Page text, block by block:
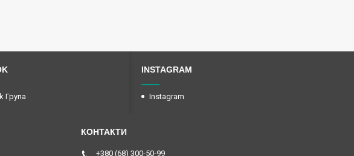
Група
INSTAGRAM
Instagram
+380 (68) 300-50-99